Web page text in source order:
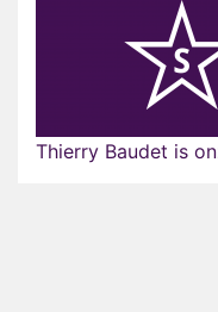
Thierry Baudet is